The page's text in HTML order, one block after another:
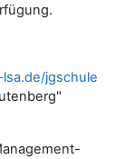
jgschule